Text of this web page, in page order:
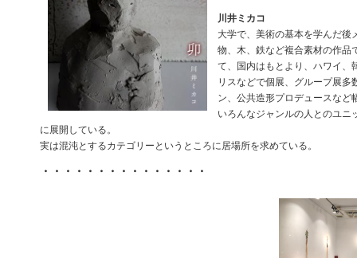
川井ミカコ
大学で、美術の基本を学んだ後
物、木、鉄など複合素材の作品
て、国内はもとより、ハワイ、
リスなどで個展、グループ展多
ン、公共造形プロデュースなど
いろんなジャンルの人とのユニ
に展開している。
実は混沌とするカテゴリーというところに居場所を求めている。
・・・・・・・・・・・・・・・